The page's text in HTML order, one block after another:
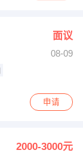
面议
08-09
申请
2000-3000元